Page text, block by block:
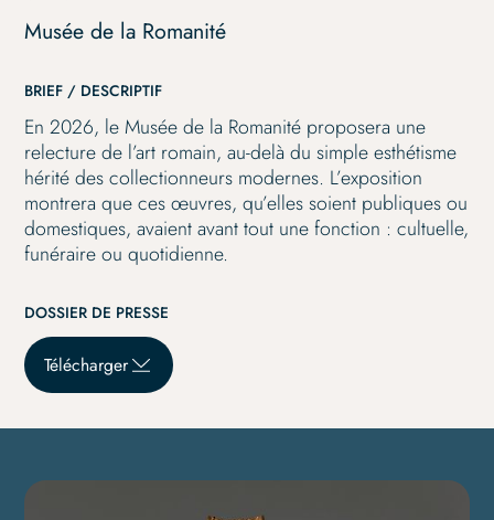
Musée de la Romanité
BRIEF / DESCRIPTIF
En 2026, le Musée de la Romanité proposera une
relecture de l’art romain, au-delà du simple esthétisme
hérité des collectionneurs modernes. L’exposition
montrera que ces œuvres, qu’elles soient publiques ou
domestiques, avaient avant tout une fonction : cultuelle,
funéraire ou quotidienne.
DOSSIER DE PRESSE
Télécharger